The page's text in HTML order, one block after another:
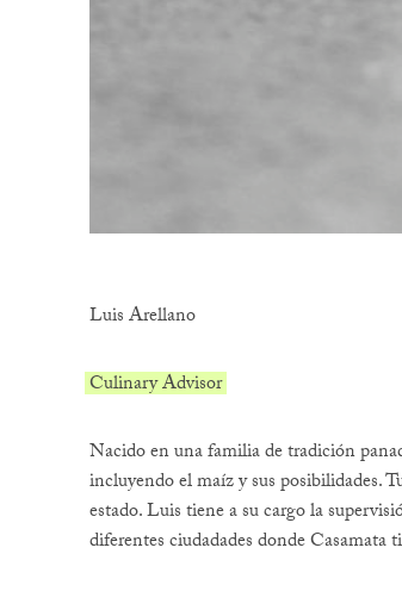
Luis Arellano
Culinary Advisor
Nacido en una familia de tradición
incluyendo el maíz y sus posibilidades.
estado. Luis tiene a su cargo la
diferentes ciudadades donde Casamata